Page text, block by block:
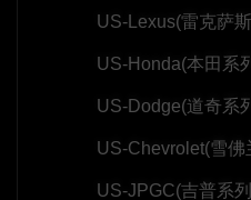
US-Lexus(雷克萨
US-Honda(本田系
US-Dodge(道奇系
US-Chevrolet(雪佛
US-JPGC(吉普系